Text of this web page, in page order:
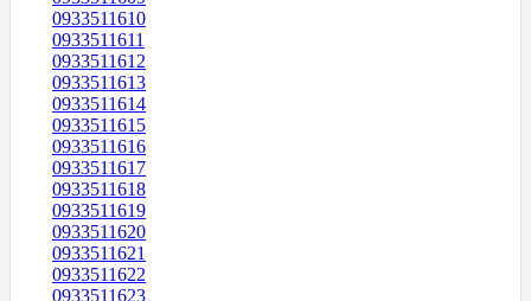
0933511610
0933511611
0933511612
0933511613
0933511614
0933511615
0933511616
0933511617
0933511618
0933511619
0933511620
0933511621
0933511622
0933511623